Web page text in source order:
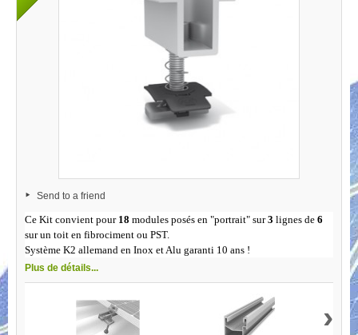
Send to a friend
Ce Kit convient pour 18 modules posés en "portrait" sur3 lignes de 6
sur un toit en fibrociment ou PST.
Système K2 allemand en Inox et Alu garanti 10 ans !
Plus de détails...
›